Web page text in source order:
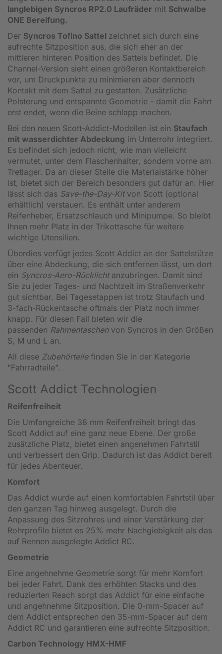
langlebigen Syncros RP2.0 Laufräder mit Schwalbe
ONE Bereifung.
Der Syncros Tofino Sattel zeichnet sich durch eine
aufrechte Sitzposition aus, die sich eher an der
mittleren hinteren Position des Sattels befindet. Die
Channel-Version sieht einen größeren Kontaktbereich
vor, um Druckpunkte zu minimieren aber dennoch
Kontakt mit dem Sattel zu gestatten. Zusätzliche
Polsterung und entspannte Geometrie - damit die Fahrt
erst endet, wenn die Beine schlapp machen.
Bei den neuen Scott-Addict-Modellen ist ein Staufach
mit wasserdichter Abdeckung im Unterrohr integriert.
Es befindet sich jedoch nicht, wie man vielleicht
vermutet, unter dem Flaschenhalter, sondern vorne am
Tretlager. Da an dieser Stelle die Materialstärke höher
ist, bietet sich der Bereich besonders gut dafür an. Hier
lässt sich das Save-the-Day-Kit von Scott (optional
erhältlich) verstauen. Es enthält unter anderem
Reifenheber, Ersatzschlauch und Minipumpe. So bleibt
Ihnen mehr Platz in der Trikottasche für weitere
wichtige Utensilien.
Überdies verfügt jedes Scott Addict an der Sattelstütze
über eine Abdeckung, die sich entfernen lässt, um dort
ein Syncros-Aero-Rücklicht anzubringen. Damit sind
Sie zu jeder Tages- und Nachtzeit im Straßenverkehr
gut sichtbar. Bei Tagesetappen ist trotz Staufach und
3-fach-Rückentasche oftmals der Platz noch immer
knapp. Für diesen Fall bieten wir die
passenden Rahmentaschenvon Syncros in den Größen
S, M und L an.
All diese Zubehörteile finden Sie in der Kategorie
"Fahrradteile".
Scott Addict Technologien
Reifenfreiheit
Die Umfangreiche 38 mm Reifenfreiheit bringt das
Scott Addict auf eine ganz neue Ebene. Der große
zusätzliche Platz, bietet einen angenehmen Fahrtstil
und verbessert den Grip. Dadurch ist das Addict bereit
für jedes Abenteuer.
Komfort
Das Addict wurde auf einen komfortablen Fahrtstil über
den ganzen Tag hinweg ausgelegt. Durch die
Anpassung des Sitzrohres und einer Verstärkung der
Rohrprofile bietet es 25% mehr Nachgiebigkeit als das
auf Rennen ausgelegte Addict RC.
Geometrie
Eine angehnehme Geometrie sorgt für mehr Komfort
bei jeder Fahrt. Dank des erhöhten Stacks und des
reduzierten Reach sorgt das Addict für eine einfache
und angehnehme Sitzposition. Die 0-mm-Spacer auf
dem Addict entsprechen den 35-mm-Spacer auf dem
Addict RC und garantieren eine aufrechte Sitzposition.
Carbon Technology HMX-HMF